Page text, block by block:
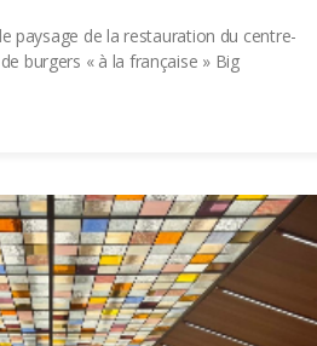
paysage de la restauration du centre-
burgers « à la française » Big